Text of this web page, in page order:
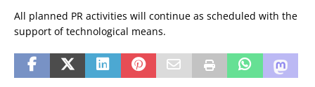
All planned PR activities will continue as scheduled with the
support of technological means.